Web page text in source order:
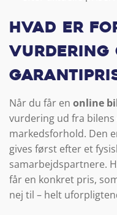
Hvad er
vurdering
Når du får en online
vurdering ud fra bilens
markedsforhold. Den
gives først efter et
samarbejdspartnere.
får en konkret pris,
nej til – helt